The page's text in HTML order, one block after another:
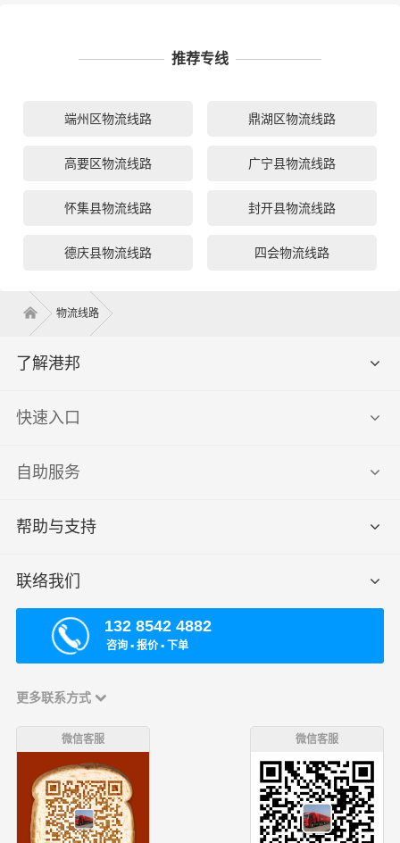
推荐专线
端州区物流线路 鼎湖区物流线路
高要区物流线路 广宁县物流线路
怀集县物流线路 封开县物流线路
德庆县物流线路 四会物流线路
物流线路
了解港邦
快速入口
自助服务
帮助与支持
联络我们
132 8542 4882
咨询 ▪ 报价 ▪ 下单
更多联系方式
微信客服 微信客服